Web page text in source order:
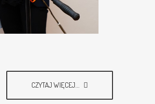
CZYTAJ WIĘCEJ...